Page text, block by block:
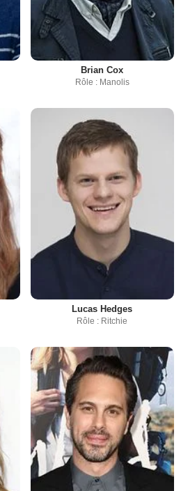
Brian Cox
Rôle : Manolis
Lucas Hedges
Rôle : Ritchie